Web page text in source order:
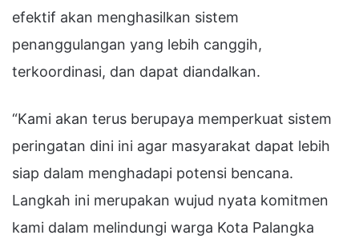
efektif akan menghasilkan sistem
penanggulangan yang lebih canggih,
terkoordinasi, dan dapat diandalkan.
“Kami akan terus berupaya memperkuat sistem
peringatan dini ini agar masyarakat dapat lebih
siap dalam menghadapi potensi bencana.
Langkah ini merupakan wujud nyata komitmen
kami dalam melindungi warga Kota Palangka